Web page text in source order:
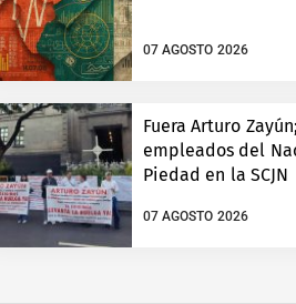
07 AGOSTO 2026
Fuera Arturo
empleados del
Piedad en la SCJN
07 AGOSTO 2026